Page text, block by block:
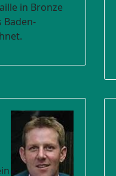
in Bronze
Baden-